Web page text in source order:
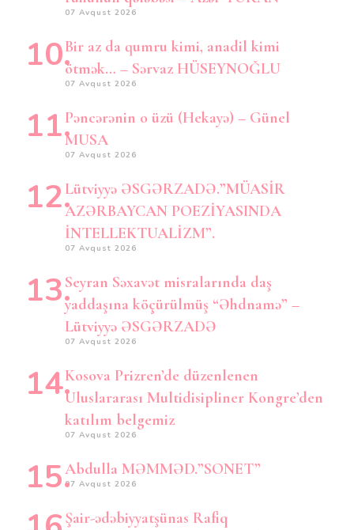
07 Avqust 2026
Bir az da qumru kimi, anadil kimi
ötmək… – Sərvaz HÜSEYNOĞLU
07 Avqust 2026
Pəncərənin o üzü (Hekayə) – Günel
MUSA
07 Avqust 2026
Lütviyyə ƏSGƏRZADƏ.”MÜASİR
AZƏRBAYCAN POEZİYASINDA
İNTELLEKTUALİZM”.
07 Avqust 2026
Seyran Səxavət misralarında daş
yaddaşına köçürülmüş “Əhdnamə” –
Lütviyyə ƏSGƏRZADƏ
07 Avqust 2026
Kosova Prizren’de düzenlenen
Uluslararası Multidisipliner Kongre’den
katılım belgemiz
07 Avqust 2026
Abdulla MƏMMƏD.”SONET”
07 Avqust 2026
Şair-ədəbiyyatşünas Rafiq